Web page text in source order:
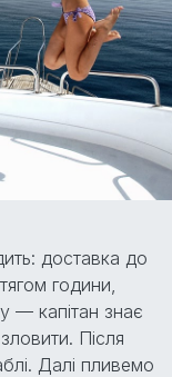
доставка до
години,
— капітан знає
Після
Далі пливемо